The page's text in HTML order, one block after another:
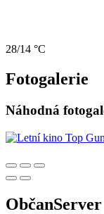
28/14 °C
Fotogalerie
Náhodná
ObčanServer